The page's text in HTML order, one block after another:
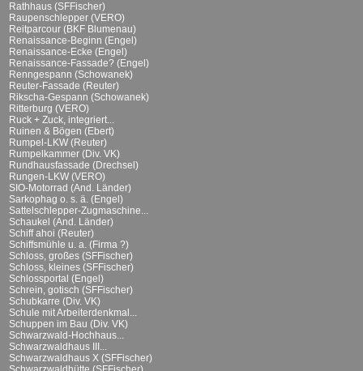
Rathhaus (SFFischer)
Raupenschlepper (VERO)
Reitparcour (BKF Blumenau)
Renaissance-Beginn (Engel)
Renaissance-Ecke (Engel)
Renaissance-Fassade? (Engel)
Renngespann (Schowanek)
Reuter-Fassade (Reuter)
Rikscha-Gespann (Schowanek)
Ritterburg (VERO)
Ruck + Zuck, integriert...
Ruinen & Bögen (Ebert)
Rumpel-LKW (Reuter)
Rumpelkammer (Div. VK)
Rundhausfassade (Drechsel)
Rungen-LKW (VERO)
SIO-Motorrad (And. Länder)
Sarkophag o. s. ä. (Engel)
Sattelschlepper-Zugmaschine...
Schaukel (And. Länder)
Schiff ahoi (Reuter)
Schiffsmühle u. a. (Firma ?)
Schloss, großes (SFFischer)
Schloss, kleines (SFFischer)
Schlossportal (Engel)
Schrein, gotisch (SFFischer)
Schubkarre (Div. VK)
Schule mit Arbeiterdenkmal...
Schuppen im Bau (Div. VK)
Schwarzwald-Hochhaus...
Schwarzwaldhaus III...
Schwarzwaldhaus X (SFFischer)